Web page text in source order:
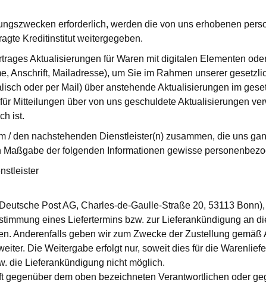
erforderlich, werden die von uns erhobenen
Kreditinstitut weitergegeben.
Aktualisierungen für Waren mit digitalen Elementen
Anschrift, Mailadresse), um Sie im Rahmen unserer
oder per Mail) über anstehende Aktualisierungen im
Mitteilungen über von uns geschuldete Aktualisierungen
ist.
/ den nachstehenden Dienstleister(n) zusammen, die uns
der folgenden Informationen gewisse
Post AG, Charles-de-Gaulle-Straße 20, 53113
eines Liefertermins bzw. zur Lieferankündigung an
Anderenfalls geben wir zum Zwecke der Zustellung gemäß
Die Weitergabe erfolgt nur, soweit dies für die
die Lieferankündigung nicht möglich.
dem oben bezeichneten Verantwortlichen oder